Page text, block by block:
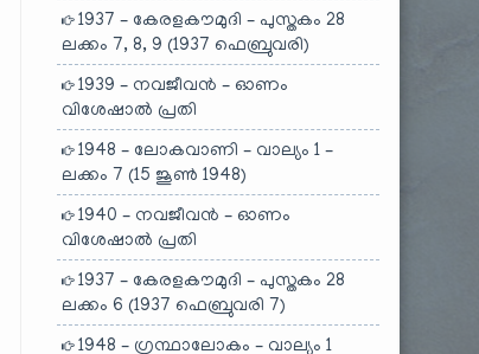
1937 – കേരളകൗമുദി – പുസ്തകം 28
ലക്കം 7, 8, 9 (1937 ഫെബ്രുവരി)
1939 – നവജീവൻ – ഓണം
വിശേഷാൽ പ്രതി
1948 – ലോകവാണി – വാല്യം 1 –
ലക്കം 7 (15 ജൂൺ 1948)
1940 – നവജീവൻ – ഓണം
വിശേഷാൽ പ്രതി
1937 – കേരളകൗമുദി – പുസ്തകം 28
ലക്കം 6 (1937 ഫെബ്രുവരി 7)
1948 – ഗ്രന്ഥാലോകം – വാല്യം 1